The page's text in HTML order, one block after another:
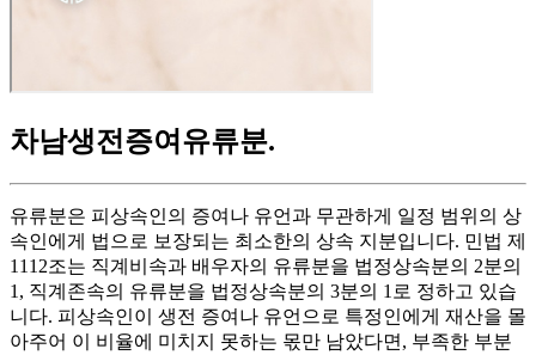
차남생전증여유류분.
유류분은 피상속인의 증여나 유언과 무관하게 일정 범위의 상
속인에게 법으로 보장되는 최소한의 상속 지분입니다. 민법 제
1112조는 직계비속과 배우자의 유류분을 법정상속분의 2분의
1, 직계존속의 유류분을 법정상속분의 3분의 1로 정하고 있습
니다. 피상속인이 생전 증여나 유언으로 특정인에게 재산을 몰
아주어 이 비율에 미치지 못하는 몫만 남았다면, 부족한 부분